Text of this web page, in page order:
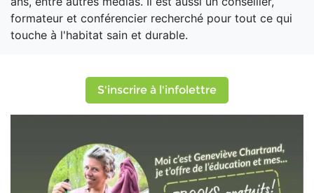
formateur et conférencier recherché pour tout ce qui
touche à l'habitat sain et durable.
S'inscrire à l'infolettre